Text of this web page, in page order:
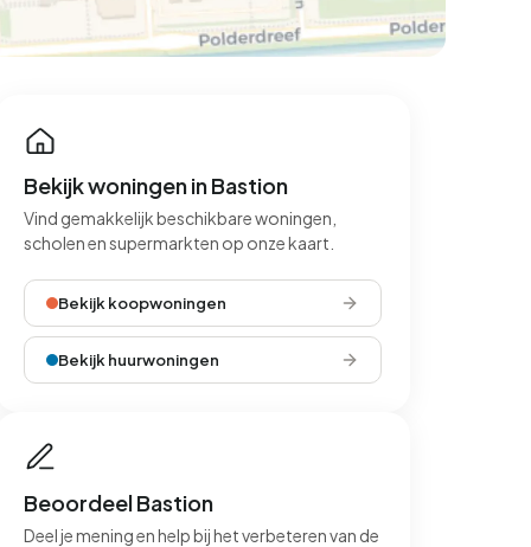
Bekijk woningen in Bastion
Vind gemakkelijk beschikbare woningen,
scholen en supermarkten op onze kaart.
Bekijk koopwoningen
Bekijk huurwoningen
Beoordeel Bastion
Deel je mening en help bij het verbeteren van de